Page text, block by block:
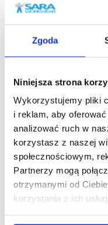
Zgoda
Niniejsza strona
Wykorzystujemy pliki
i reklam, aby
analizować ruch w
korzystasz z naszej
społecznościowym,
Partnerzy mogą
otrzymanymi od
korzystania z ich
1-03-570
Spodnie
DRAGON
160,47 zł